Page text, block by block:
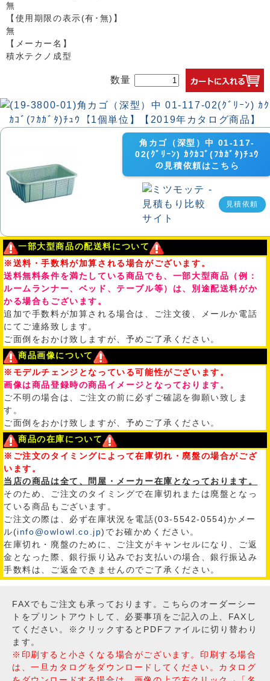
無
【使用期限の表示(有･無)】
無
【メーカー名】
積水テクノ成型
数量
角カゴ（深型）中 01-117-
02(ｸﾞﾘｰﾝ) ｶｸｶｺﾞ(ﾌｶｶﾞﾀ)ﾁｭｳ
の見積依頼はこちら
見積依頼
一部大型商品の配送料について
※送料・手数料が加算される場合がございます。
送料無料条件を満たしている商品でも、一部大型商品（例：
ルームランナー、ベッド、テーブル等）は、別途配送料がか
かる場合もございます。
追加で手数料が加算される場合は、ご注文後、メールか電話
にてご連絡致します。
ご面倒をおかけ致しますが、予めご了承ください。
商品画像について
※モデルチェンジとなっている可能性がございます。
画像は商品登録時の商品イメージとなっております。
ご不明の場合は、ご注文の前に必ずご確認を御願い致しま
す。
ご面倒をおかけ致しますが、予めご了承ください。
商品の在庫について
※ご注文のタイミングによって在庫切れ・廃盤の場合がござ
います。
当店の商品は全て、問屋・メーカー在庫となっております。
そのため、ご注文のタイミングで在庫切れまたは廃盤となっ
ている商品もございます。
ご注文の際は、必ず在庫状況を電話(03-5542-0554)かメー
ル(info@owlowl.co.jp)でお確かめください。
在庫切れ・廃盤のために、ご注文がキャンセルになり、ご返
金となった際、銀行振り込みでお支払いの場合、銀行振込み
手数料は、ご返金できませんのでご了承ください。
FAXでもご注文も承っております。こちらのオーダーシー
トをプリントアウトして、必要事項をご記入の上、FAXし
てください。※クリックするとPDFファイルに切り替わり
ます。
※印刷すると小さくなる場合がございます。印刷する場合
は、一旦カタログをダウンロードしてください。カタログ